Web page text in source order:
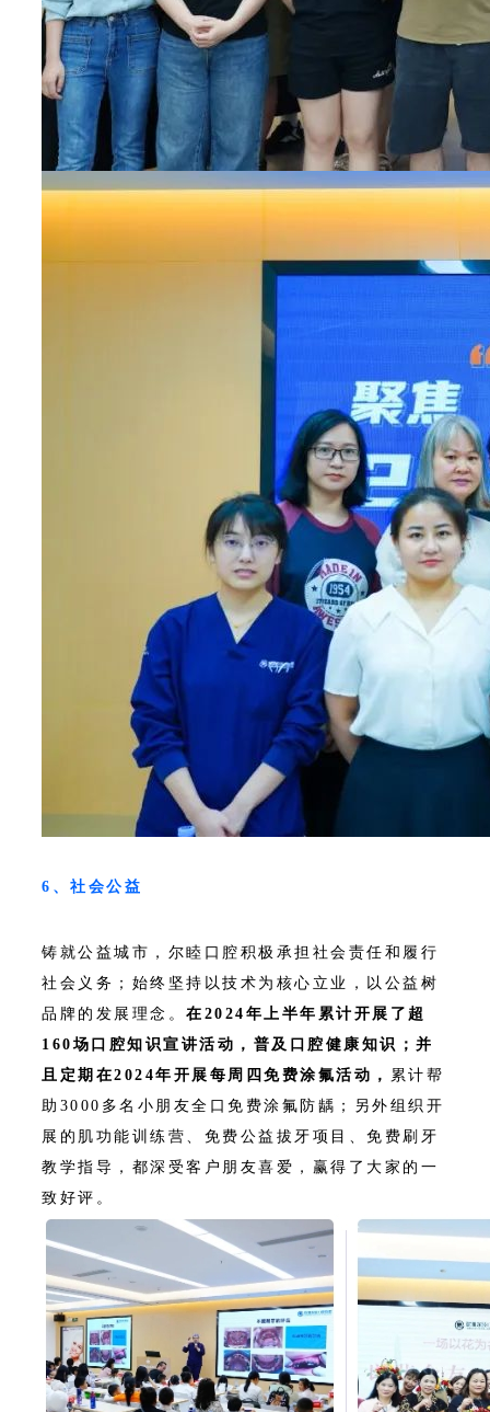
6、社会公益
铸就公益城市，尔睦口腔积极承担社会责任和履行
社会义务；始终坚持以技术为核心立业，以公益树
品牌的发展理念。 在2024年上半年累计开展了超
160场口腔知识宣讲活动，普及口腔健康知识；并
且定期在2024年开展每周四免费涂氟活动，
累计帮
助3000多名小朋友全口免费涂氟防龋；另外组织开
展的肌功能训练营、免费公益拔牙项目、免费刷牙
教学指导，都深受客户朋友喜爱，赢得了大家的一
致好评。